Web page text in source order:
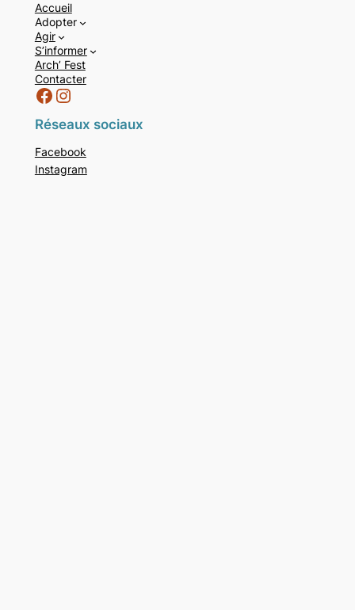
Accueil
Adopter
Agir
S’informer
Arch’ Fest
Contacter
Facebook Instagram
Réseaux sociaux
Facebook
Instagram